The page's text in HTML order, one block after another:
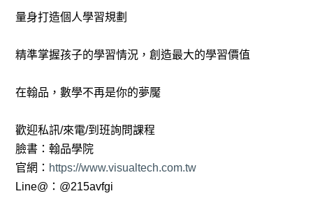
量身打造個人學習規劃
精準掌握孩子的學習情況，創造最大的學習價值
在翰品，數學不再是你的夢魘
歡迎私訊/來電/到班詢問課程
臉書：翰品學院
官網： https://www.visualtech.com.tw
Line@：@215avfgi